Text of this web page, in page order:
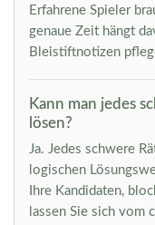
Erfahrene Spieler
genaue Zeit hängt
Bleistiftnotizen
Kann man jedes
lösen?
Ja. Jedes schwere
logischen
Ihre Kandidaten,
lassen Sie sich vom